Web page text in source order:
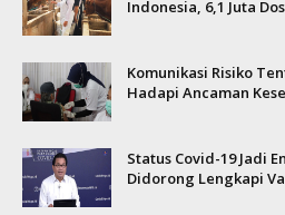
Indonesia, 6,1 Juta
Komunikasi Risiko
Hadapi Ancaman
Status Covid-19 Jadi
Didorong Lengkapi